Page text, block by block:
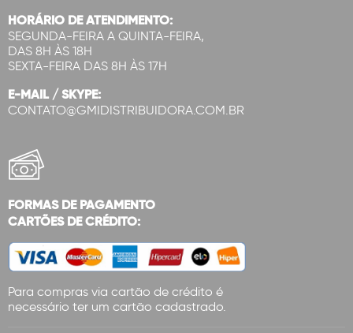
HORÁRIO DE ATENDIMENTO:
SEGUNDA-FEIRA A QUINTA-FEIRA,
DAS 8H ÀS 18H
SEXTA-FEIRA DAS 8H ÀS 17H
E-MAIL / SKYPE:
CONTATO@GMIDISTRIBUIDORA.COM.BR
FORMAS DE PAGAMENTO
CARTÕES DE CRÉDITO:
Para compras via cartão de crédito é
necessário ter um cartão cadastrado.